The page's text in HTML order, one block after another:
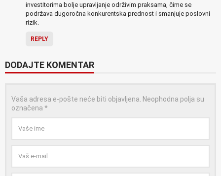
investitorima bolje upravljanje održivim praksama, čime se
podržava dugoročna konkurentska prednost i smanjuje poslovni
rizik.
REPLY
DODAJTE KOMENTAR
Vaša adresa e-pošte neće biti objavljena. Neophodna polja su
označena *